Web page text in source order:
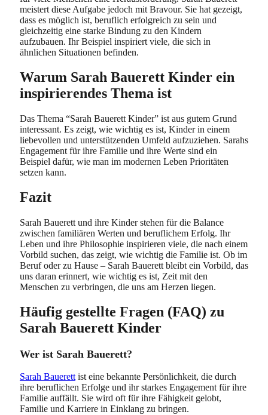
meistert diese Aufgabe jedoch mit Bravour. Sie hat gezeigt,
dass es möglich ist, beruflich erfolgreich zu sein und
gleichzeitig eine starke Bindung zu den Kindern
aufzubauen. Ihr Beispiel inspiriert viele, die sich in
ähnlichen Situationen befinden.
Warum Sarah Bauerett Kinder ein
inspirierendes Thema ist
Das Thema “Sarah Bauerett Kinder” ist aus gutem Grund
interessant. Es zeigt, wie wichtig es ist, Kinder in einem
liebevollen und unterstützenden Umfeld aufzuziehen. Sarahs
Engagement für ihre Familie und ihre Werte sind ein
Beispiel dafür, wie man im modernen Leben Prioritäten
setzen kann.
Fazit
Sarah Bauerett und ihre Kinder stehen für die Balance
zwischen familiären Werten und beruflichem Erfolg. Ihr
Leben und ihre Philosophie inspirieren viele, die nach einem
Vorbild suchen, das zeigt, wie wichtig die Familie ist. Ob im
Beruf oder zu Hause – Sarah Bauerett bleibt ein Vorbild, das
uns daran erinnert, wie wichtig es ist, Zeit mit den
Menschen zu verbringen, die uns am Herzen liegen.
Häufig gestellte Fragen (FAQ) zu
Sarah Bauerett Kinder
Wer ist Sarah Bauerett?
Sarah Bauerett ist eine bekannte Persönlichkeit, die durch
ihre beruflichen Erfolge und ihr starkes Engagement für ihre
Familie auffällt. Sie wird oft für ihre Fähigkeit gelobt,
Familie und Karriere in Einklang zu bringen.